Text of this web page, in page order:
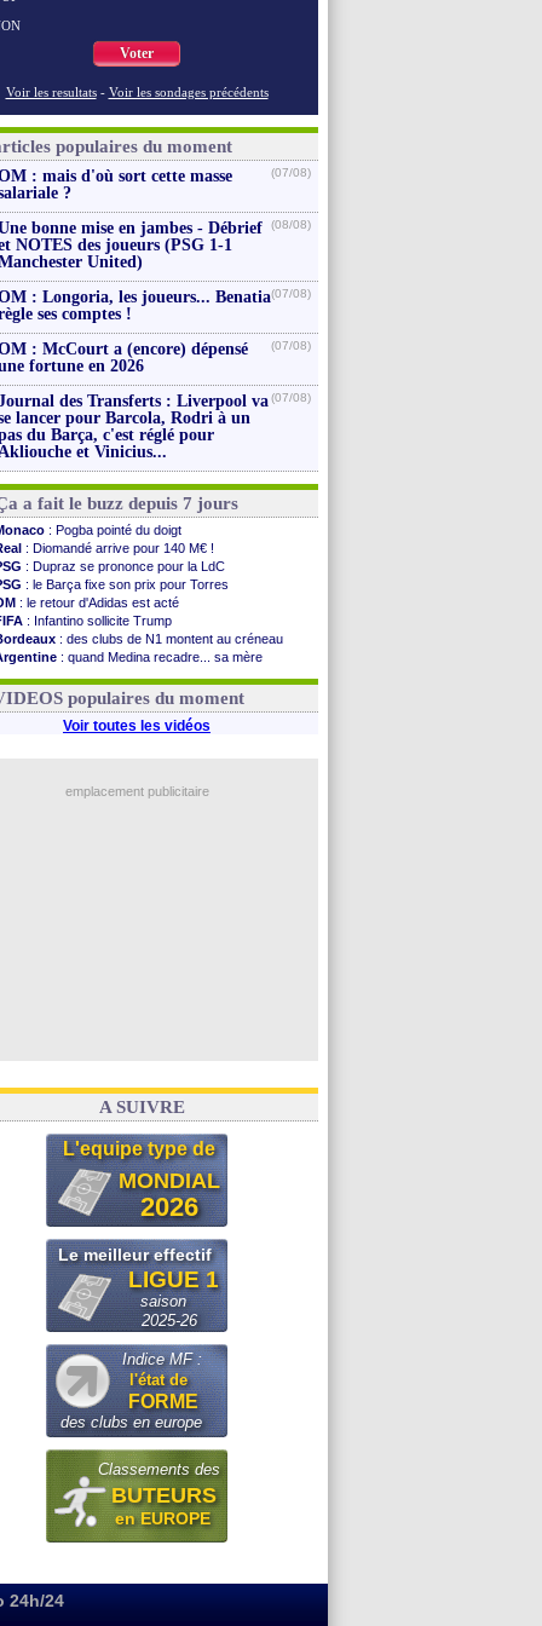
Voter
Voir les resultats - Voir les sondages précédents
populaires du moment
: mais d'où sort cette masse
?
(07/08)
bonne mise en jambes - Débrief
NOTES des joueurs (PSG 1-1
United)
(08/08)
: Longoria, les joueurs... Benatia
ses comptes !
(07/08)
: McCourt a (encore) dépensé
fortune en 2026
(07/08)
des Transferts : Liverpool va
lancer pour Barcola, Rodri à un
du Barça, c'est réglé pour
et Vinicius...
(07/08)
a fait le buzz depuis 7 jours
: Pogba pointé du doigt
: Diomandé arrive pour 140 M€ !
: Dupraz se prononce pour la LdC
: le Barça fixe son prix pour Torres
: le retour d'Adidas est acté
: Infantino sollicite Trump
: des clubs de N1 montent au créneau
: quand Medina recadre... sa mère
: le club prêt à libérer Kondogbia ?
populaires du moment
Voir toutes les vidéos
emplacement publicitaire
A SUIVRE
L'equipe type de
MONDIAL
2026
Le meilleur effectif
LIGUE 1
saison
2025-26
Indice MF :
l'état de
FORME
des clubs en europe
Classements des
BUTEURS
en EUROPE
24h/24